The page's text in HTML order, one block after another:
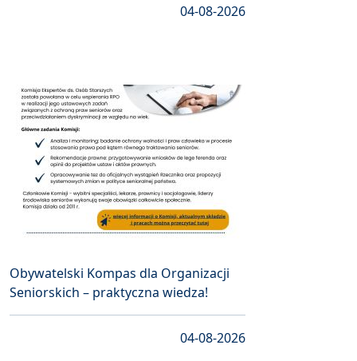
04-08-2026
Obywatelski Kompas dla Organizacji
Seniorskich – praktyczna wiedza!
04-08-2026